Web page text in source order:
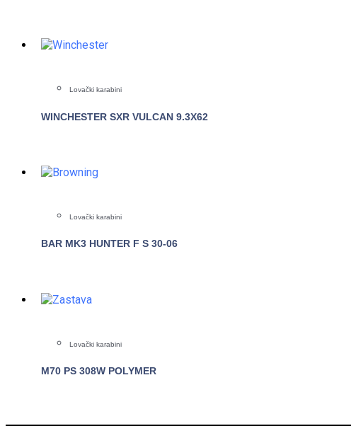
Lovački karabini
WINCHESTER SXR VULCAN 9.3X62
Lovački karabini
BAR MK3 HUNTER F S 30-06
Lovački karabini
M70 PS 308W POLYMER